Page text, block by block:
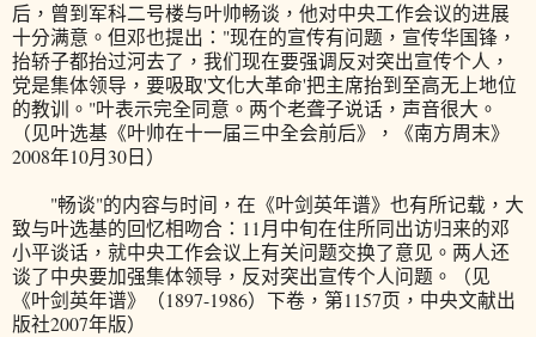
后，曾到军科二号楼与叶帅畅谈，他对中央工作会议的进展
十分满意。但邓也提出："现在的宣传有问题，宣传华国锋，
抬轿子都抬过河去了，我们现在要强调反对突出宣传个人，
党是集体领导，要吸取'文化大革命'把主席抬到至高无上地位
的教训。"叶表示完全同意。两个老聋子说话，声音很大。
（见叶选基《叶帅在十一届三中全会前后》，《南方周末》
2008年10月30日）
"畅谈"的内容与时间，在《叶剑英年谱》也有所记载，大
致与叶选基的回忆相吻合：11月中旬在住所同出访归来的邓
小平谈话，就中央工作会议上有关问题交换了意见。两人还
谈了中央要加强集体领导，反对突出宣传个人问题。（见
《叶剑英年谱》（1897-1986）下卷，第1157页，中央文献出
版社2007年版）